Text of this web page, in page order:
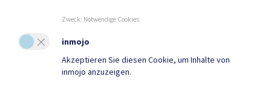
Geko digital Gemeinde-
App
Sport & Freizeit
Gemeindenachrichten
Zweck: Notwendige Cookies
inmojo
Akzeptieren Sie diesen Cookie, um Inhalte von
inmojo anzuzeigen.